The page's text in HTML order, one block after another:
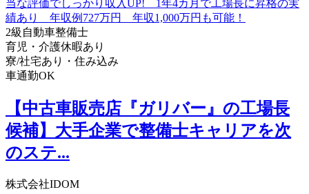
2級自動車整備士
育児・介護休暇あり
寮/社宅あり・住み込み
車通勤OK
【中古車販売店『ガリバー』の工場長
候補】大手企業で整備士キャリアを次
のステ...
株式会社IDOM